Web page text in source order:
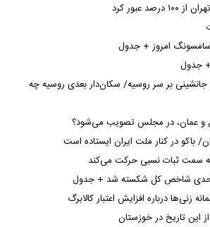
عبور کرد
امروز + جدول
جدول
جانشینی بر سر روسیه/ سکان‌دار بعدی روسیه چه
و عمان، در مجلس تصویب می‌شود؟
باکو در کنار ملت ایران ایستاده است
به سمت ثبات نسبی حرکت می‌کند
زنی‌ها درباره افزایش اعتبار کالابرگ